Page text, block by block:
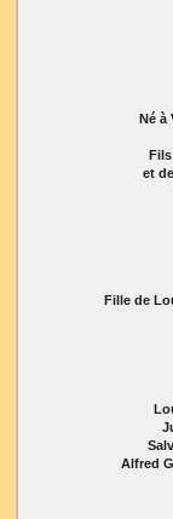
Né à
Fils
et
Fille de
Alfred